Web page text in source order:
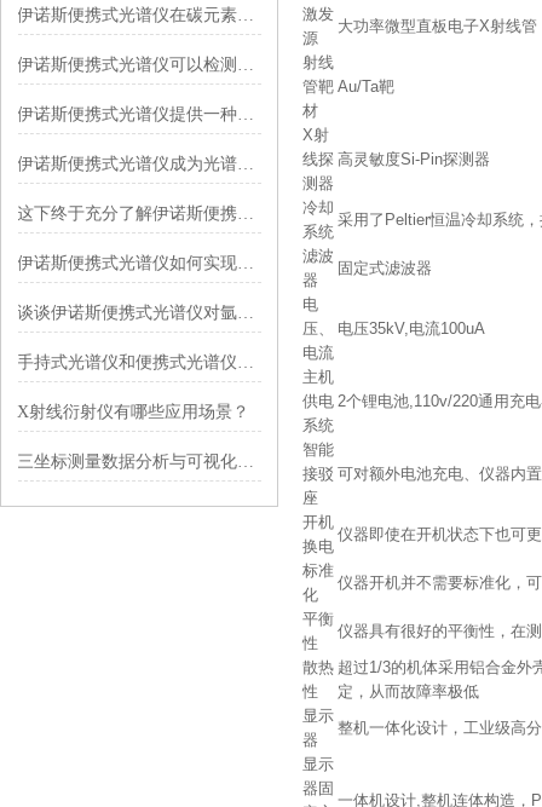
伊诺斯便携式光谱仪在碳元素检测中的应用探讨
伊诺斯便携式光谱仪可以检测哪些元素？
伊诺斯便携式光谱仪提供一种全新的光谱分析方案
伊诺斯便携式光谱仪成为光谱分析的新宠
这下终于充分了解伊诺斯便携式光谱仪了
伊诺斯便携式光谱仪如何实现元素分析？
谈谈伊诺斯便携式光谱仪对氩气的要求
手持式光谱仪和便携式光谱仪有什么区别
X射线衍射仪有哪些应用场景？
三坐标测量数据分析与可视化解读指南
激发
源
大功率微型直板电子X射线
射线
管靶
材
Au/Ta靶
X射
线探
测器
高灵敏度Si-Pin探测器
冷却
系统
采用了Peltier恒温冷却系统
滤波
器
固定式滤波器
电
压、
电流
电压35kV,电流100uA
主机
供电
系统
2个锂电池,110v/220通用充
智能
接驳
座
可对额外电池充电、仪器内
开机
换电
仪器即使在开机状态下也可
标准
化
仪器开机并不需要标准化，
平衡
性
仪器具有很好的平衡性，在
散热
性
超过1/3的机体采用铝合金外
定，从而故障率极低
显示
器
整机一体化设计，工业级高
显示
器固
一体机设计,整机连体构造，